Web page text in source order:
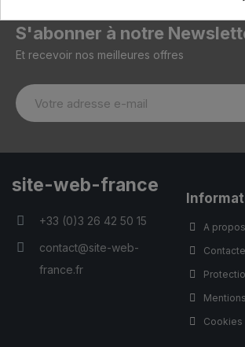
S'abonner à notre
Et recevoir nos meilleures offres
site-web-france
+33 (0)3 26 42 50 15
contact@site-web-
france.fr
A propos
Cookies